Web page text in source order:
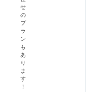
せ
の
プ
ラ
ン
も
あ
り
ま
す
！